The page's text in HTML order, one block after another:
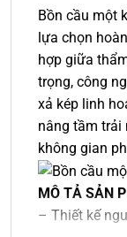
Bồn cầu một
lựa chọn
hợp giữa
trọng, công
xả kép linh
nâng tầm trải
không gian
MÔ TẢ SẢN
– Thiết kế